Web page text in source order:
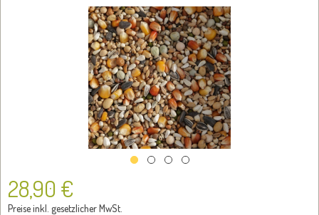
28,90 €
Preise inkl. gesetzlicher MwSt.